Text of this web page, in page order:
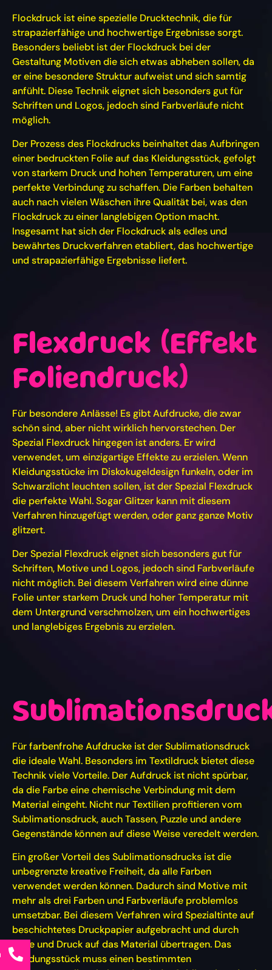
Flockdruck ist eine spezielle Drucktechnik, die für
strapazierfähige und hochwertige Ergebnisse sorgt.
Besonders beliebt ist der Flockdruck bei der
Gestaltung Motiven die sich etwas abheben sollen, da
er eine besondere Struktur aufweist und sich samtig
anfühlt. Diese Technik eignet sich besonders gut für
Schriften und Logos, jedoch sind Farbverläufe nicht
möglich.
Der Prozess des Flockdrucks beinhaltet das Aufbringen
einer bedruckten Folie auf das Kleidungsstück, gefolgt
von starkem Druck und hohen Temperaturen, um eine
perfekte Verbindung zu schaffen. Die Farben behalten
auch nach vielen Wäschen ihre Qualität bei, was den
Flockdruck zu einer langlebigen Option macht.
Insgesamt hat sich der Flockdruck als edles und
bewährtes Druckverfahren etabliert, das hochwertige
und strapazierfähige Ergebnisse liefert.
Flexdruck (Effekt
Foliendruck)
Für besondere Anlässe! Es gibt Aufdrucke, die zwar
schön sind, aber nicht wirklich hervorstechen. Der
Spezial Flexdruck hingegen ist anders. Er wird
verwendet, um einzigartige Effekte zu erzielen. Wenn
Kleidungsstücke im Diskokugeldesign funkeln, oder im
Schwarzlicht leuchten sollen, ist der Spezial Flexdruck
die perfekte Wahl. Sogar Glitzer kann mit diesem
Verfahren hinzugefügt werden, oder ganz ganze Motiv
glitzert.
Der Spezial Flexdruck eignet sich besonders gut für
Schriften, Motive und Logos, jedoch sind Farbverläufe
nicht möglich. Bei diesem Verfahren wird eine dünne
Folie unter starkem Druck und hoher Temperatur mit
dem Untergrund verschmolzen, um ein hochwertiges
und langlebiges Ergebnis zu erzielen.
Für farbenfrohe Aufdrucke ist der Sublimationsdruck
die ideale Wahl. Besonders im Textildruck bietet diese
Technik viele Vorteile. Der Aufdruck ist nicht spürbar,
da die Farbe eine chemische Verbindung mit dem
Material eingeht. Nicht nur Textilien profitieren vom
Sublimationsdruck, auch Tassen, Puzzle und andere
Gegenstände können auf diese Weise veredelt werden.
Ein großer Vorteil des Sublimationsdrucks ist die
unbegrenzte kreative Freiheit, da alle Farben
verwendet werden können. Dadurch sind Motive mit
mehr als drei Farben und Farbverläufe problemlos
umsetzbar. Bei diesem Verfahren wird Spezialtinte auf
beschichtetes Druckpapier aufgebracht und durch
Hitze und Druck auf das Material übertragen. Das
Kleidungsstück muss einen bestimmten